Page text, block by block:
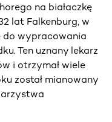
na białaczkę
lat Falkenburg, w
do wypracowania
Ten uznany lekarz
i otrzymał wiele
został mianowany